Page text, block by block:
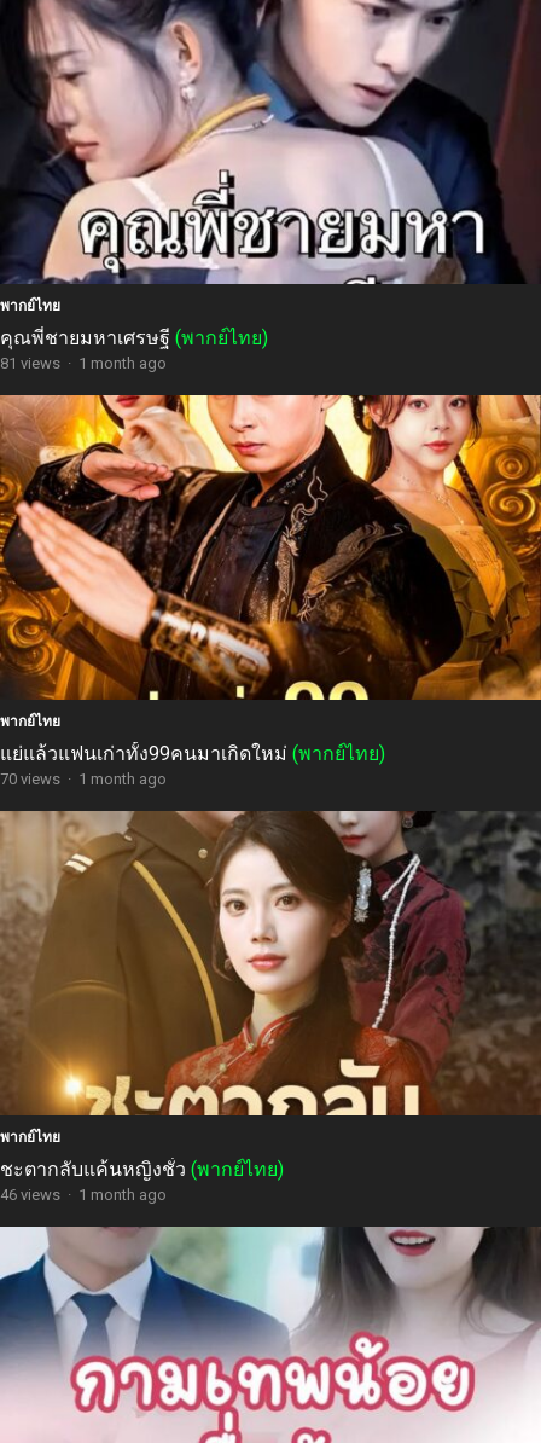
พากย์ไทย
คุณพี่ชายมหาเศรษฐี (พากย์ไทย)
81 views · 1 month ago
พากย์ไทย
แย่แล้วแฟนเก่าทั้ง99คนมาเกิดใหม่ (พากย์ไทย)
70 views · 1 month ago
พากย์ไทย
ชะตากลับแค้นหญิงชั่ว (พากย์ไทย)
46 views · 1 month ago